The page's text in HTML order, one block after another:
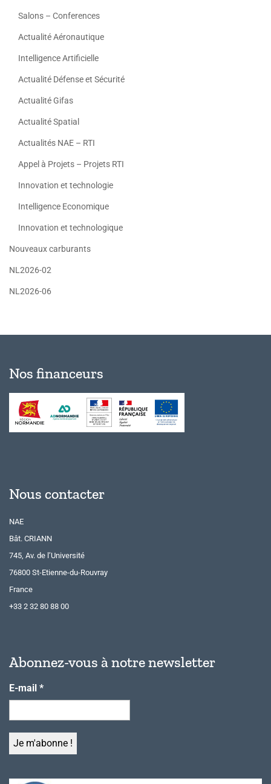
Salons – Conferences
Actualité Aéronautique
Intelligence Artificielle
Actualité Défense et Sécurité
Actualité Gifas
Actualité Spatial
Actualités NAE – RTI
Appel à Projets – Projets RTI
Innovation et technologie
Intelligence Economique
Innovation et technologique
Nouveaux carburants
NL2026-02
NL2026-06
Nos financeurs
Nous contacter
NAE
Bât. CRIANN
745, Av. de l’Université
76800 St-Etienne-du-Rouvray
France
+33 2 32 80 88 00
Abonnez-vous à notre newsletter
E-mail *